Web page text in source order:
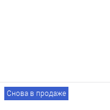
Снова в продаже